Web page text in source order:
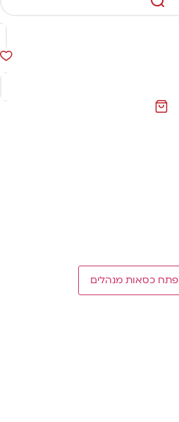
פתח כסאות מנהלים